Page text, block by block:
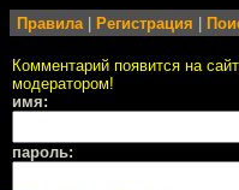
Правила| Регистрация
Комментарий появится на
модератором!
имя:
пароль: